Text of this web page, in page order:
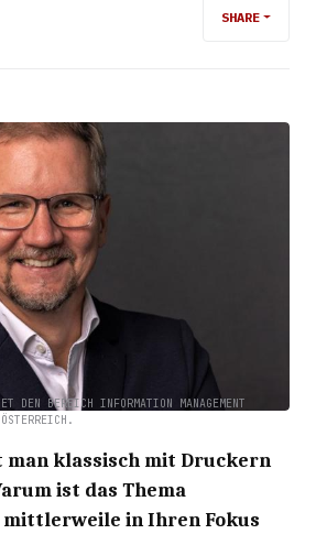
SHARE
DEN BEREICH INFORMATION MANAGEMENT
man klassisch mit Druckern
ist das Thema
in Ihren Fokus